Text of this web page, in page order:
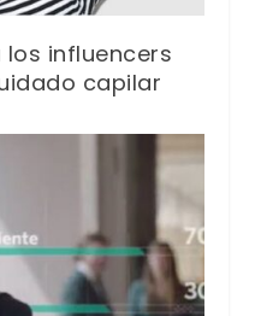
los influencers
capilar